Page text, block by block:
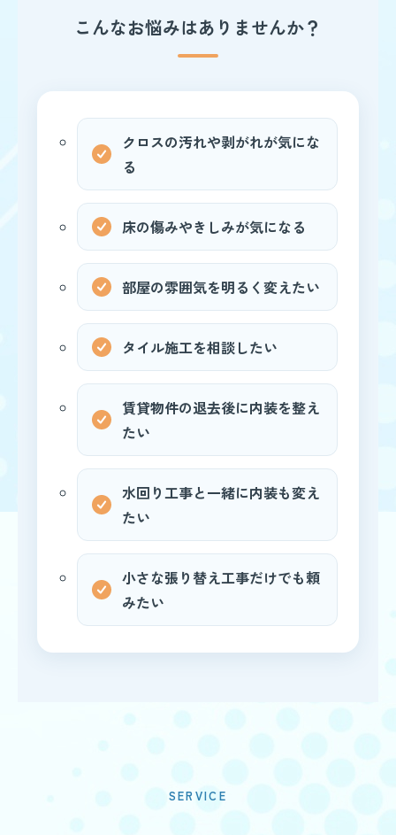
こんなお悩みはありませんか？
クロスの汚れや剥がれが気にな
る
床の傷みやきしみが気になる
部屋の雰囲気を明るく変えたい
タイル施工を相談したい
賃貸物件の退去後に内装を整え
たい
水回り工事と一緒に内装も変え
たい
小さな張り替え工事だけでも頼
みたい
SERVICE